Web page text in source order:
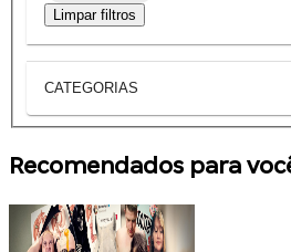
Limpar filtros
CATEGORIAS
Recomendados para